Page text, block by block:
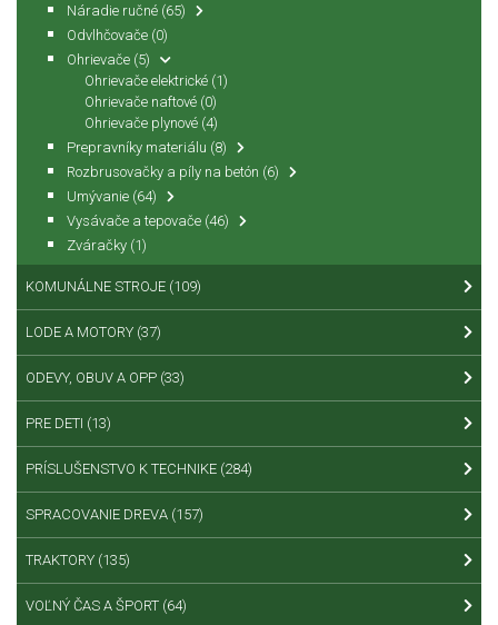
Náradie ručné (65)
Odvlhčovače (0)
Ohrievače (5)
Ohrievače elektrické (1)
Ohrievače naftové (0)
Ohrievače plynové (4)
Prepravníky materiálu (8)
Rozbrusovačky a píly na betón (6)
Umývanie (64)
Vysávače a tepovače (46)
Zváračky (1)
KOMUNÁLNE STROJE (109)
LODE A MOTORY (37)
ODEVY, OBUV A OPP (33)
PRE DETI (13)
PRÍSLUŠENSTVO K TECHNIKE (284)
SPRACOVANIE DREVA (157)
TRAKTORY (135)
VOĽNÝ ČAS A ŠPORT (64)